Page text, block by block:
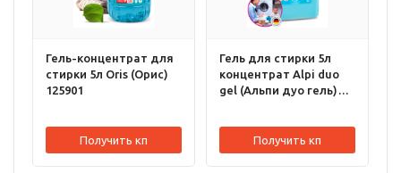
Гель-концентрат для
стирки 5л Oris (Орис)
125901
Получить кп
Гель для стирки 5л
концентрат Alpi duo
gel (Альпи дуо гель)
Получить кп